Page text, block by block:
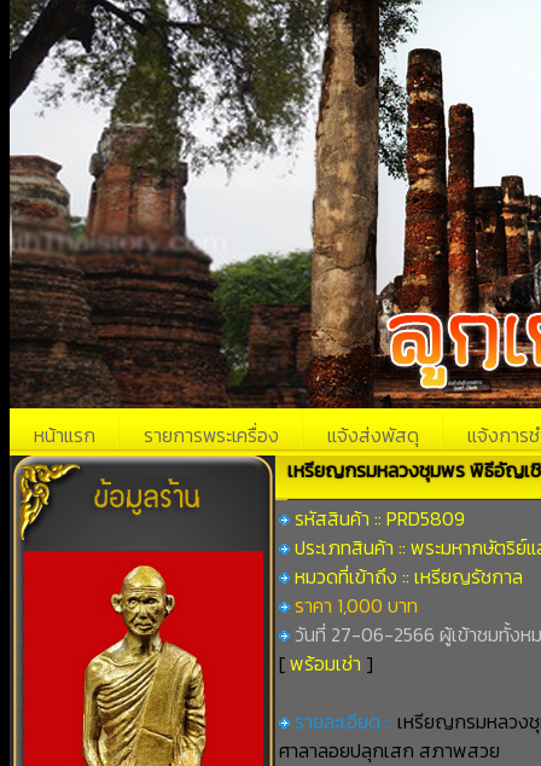
หน้าแรก รายการพระเครื่อง แจ้งส่งพัสดุ แจ้งการช
เหรียญกรมหลวงชุมพร พิธีอัญเชิ
รหัสสินค้า :: PRD5809
ประเภทสินค้า :: พระมหากษัตริย์แ
หมวดที่เข้าถึง :: เหรียญรัชกาล
ราคา 1,000 บาท
วันที่ 27-06-2566 ผู้เข้าชมทั้งห
[พร้อมเช่า ]
รายละเอียด :: เหรียญกรมหลวง
ศาลาลอยปลุกเสก สภาพสวย